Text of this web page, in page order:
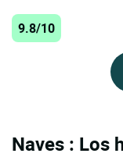
9.8/10
Naves : Los